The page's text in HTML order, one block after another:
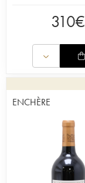
310€
ENCHÈRE